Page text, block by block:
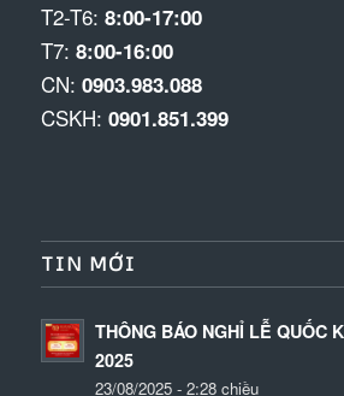
T2-T6: 8:00-17:00
T7: 8:00-16:00
CN: 0903.983.088
CSKH: 0901.851.399
TIN MỚI
THÔNG BÁO NGHỈ LỄ QUỐC
2025
23/08/2025 - 2:28 chiều